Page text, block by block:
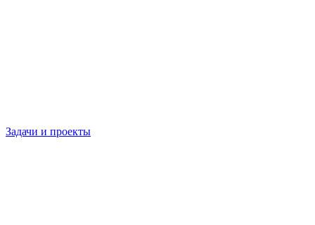
Задачи и проекты